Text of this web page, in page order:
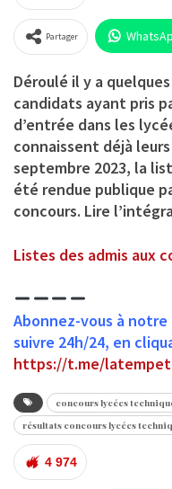
Partager
Déroulé il y a
candidats ayant pris
d’entrée dans les
connaissent déjà
septembre 2023, la
été rendue publique
concours. Lire
Listes des admis aux
Abonnez-vous à notre
suivre 24h/24, en
https://t.me/
concours lycées
résultats concours lycées
4 974